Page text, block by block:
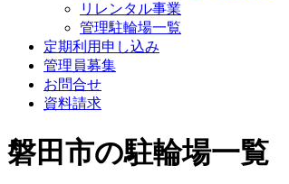
リレンタル事業
管理駐輪場一覧
定期利用申し込み
管理員募集
お問合せ
資料請求
磐田市の駐輪場一覧